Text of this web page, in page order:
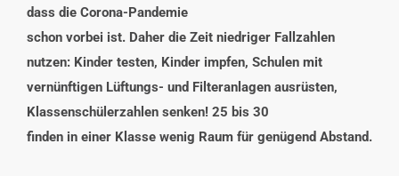
dass die Corona-Pandemie
schon vorbei ist. Daher die Zeit niedriger Fallzahlen
nutzen: Kinder testen, Kinder impfen, Schulen mit
vernünftigen Lüftungs- und Filteranlagen ausrüsten,
Klassenschülerzahlen senken! 25 bis 30
finden in einer Klasse wenig Raum für genügend Abstand.